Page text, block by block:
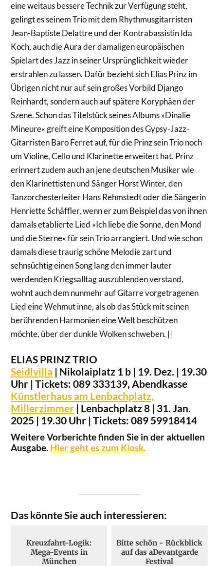
eine weitaus bessere Technik zur Verfügung steht,
gelingt es seinem Trio mit dem Rhythmusgitarristen
Jean-Baptiste Delattre und der Kontrabassistin Ida
Koch, auch die Aura der damaligen europäischen
Spielart des Jazz in seiner Ursprünglichkeit wieder
erstrahlen zu lassen. Dafür bezieht sich Elias Prinz im
Übrigen nicht nur auf sein großes Vorbild Django
Reinhardt, sondern auch auf spätere Koryphäen der
Szene. Schon das Titelstück seines Albums »Dinalie
Mineure« greift eine Komposition des Gypsy-Jazz-
Gitarristen Baro Ferret auf, für die Prinz sein Trio noch
um Violine, Cello und Klarinette erweitert hat. Prinz
erinnert zudem auch an jene deutschen Musiker wie
den Klarinettisten und Sänger Horst Winter, den
Tanzorchesterleiter Hans Rehmstedt oder die Sängerin
Henriette Schäffler, wenn er zum Beispiel das von ihnen
damals etablierte Lied »Ich liebe die Sonne, den Mond
und die Sterne« für sein Trio arrangiert. Und wie schon
damals diese traurig schöne Melodie zart und
sehnsüchtig einen Song lang den immer lauter
werdenden Kriegsalltag auszublenden verstand,
wohnt auch dem nunmehr auf Gitarre vorgetragenen
Lied eine Wehmut inne, als ob das Stück mit seinen
berührenden Harmonien eine Welt beschützen
möchte, über der dunkle Wolken schweben. ||
ELIAS PRINZ TRIO
Seidlvilla | Nikolaiplatz 1 b | 19. Dez. | 19.30
Uhr | Tickets: 089 333139, Abendkasse
Künstlerhaus am Lenbachplatz,
Millerzimmer | Lenbachplatz 8 | 31. Jan.
2025 | 19.30 Uhr | Tickets: 089 59918414
Weitere Vorberichte finden Sie in der aktuellen
Ausgabe. Hier geht es zum Kiosk.
Das könnte Sie auch interessieren:
Kreuzfahrt-Logik:
Mega-Events in
München
Bitte schön - Rückblick
auf das aDevantgarde
Festival